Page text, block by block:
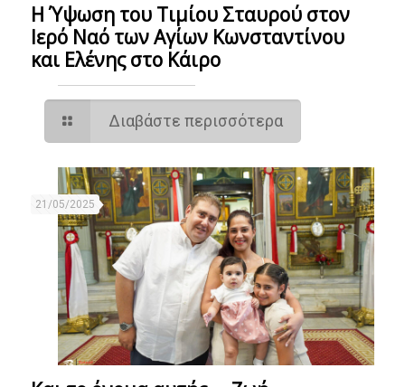
Η Ύψωση του Τιμίου Σταυρού στον
Ιερό Ναό των Αγίων Κωνσταντίνου
και Ελένης στο Κάιρο
Διαβάστε περισσότερα
21/05/2025